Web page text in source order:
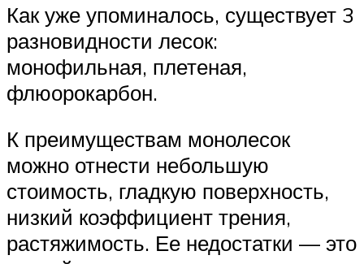
Как уже упоминалось, существует 3
разновидности лесок:
монофильная, плетеная,
флюорокарбон.
К преимуществам монолесок
можно отнести небольшую
стоимость, гладкую поверхность,
низкий коэффициент трения,
растяжимость. Ее недостатки — это